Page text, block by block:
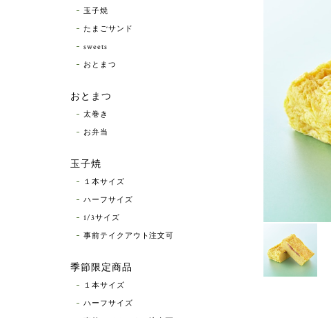
玉子焼
たまごサンド
sweets
おとまつ
おとまつ
太巻き
お弁当
玉子焼
１本サイズ
ハーフサイズ
1/3サイズ
事前テイクアウト注文可
季節限定商品
１本サイズ
ハーフサイズ